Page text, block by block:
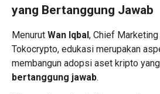
yang Bertanggung Jawab
Menurut Wan Iqbal , Chief
Tokocrypto, edukasi merupakan
membangun adopsi aset kripto yang
bertanggung jawab.